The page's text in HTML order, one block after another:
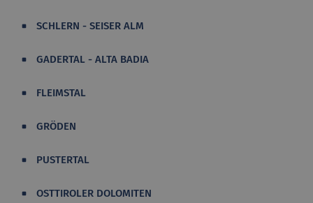
SCHLERN - SEISER ALM
GADERTAL - ALTA BADIA
FLEIMSTAL
GRÖDEN
PUSTERTAL
OSTTIROLER DOLOMITEN